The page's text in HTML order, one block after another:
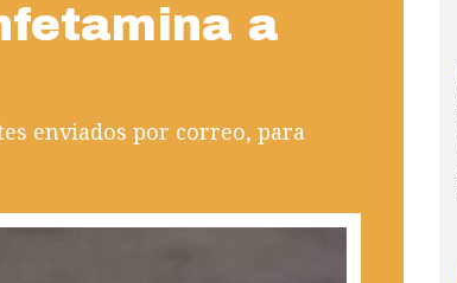
a
enviados por correo, para